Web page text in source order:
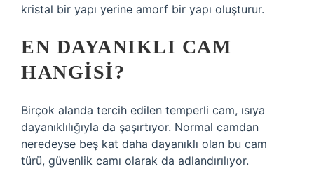
kristal bir yapı yerine amorf bir yapı oluşturur.
EN DAYANIKLI CAM
HANGISI?
Birçok alanda tercih edilen temperli cam, ısıya
dayanıklılığıyla da şaşırtıyor. Normal camdan
neredeyse beş kat daha dayanıklı olan bu cam
türü, güvenlik camı olarak da adlandırılıyor.